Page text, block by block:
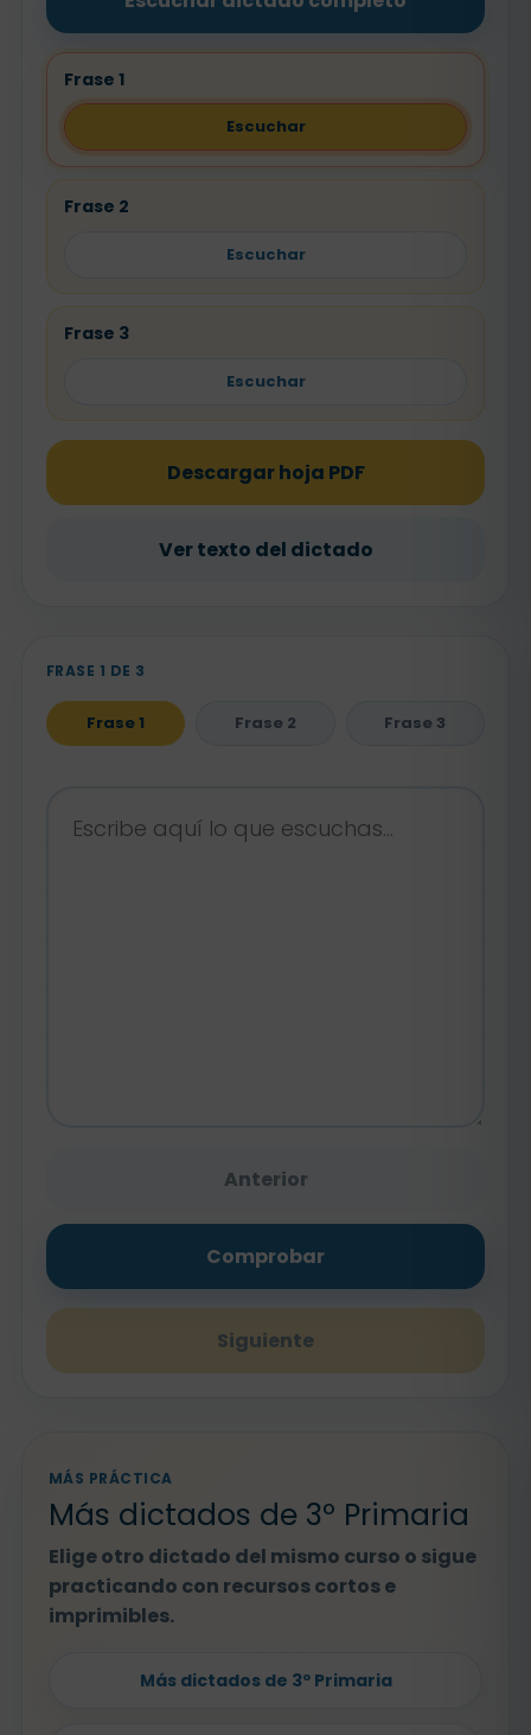
Frase 1
Escuchar
Frase 2
Escuchar
Frase 3
Escuchar
Descargar hoja PDF
Ver texto del dictado
FRASE 1 DE 3
Frase 1 Frase 2 Frase 3
Anterior
Comprobar
Siguiente
MÁS PRÁCTICA
Más dictados de 3º Primaria
Elige otro dictado del mismo curso o sigue
practicando con recursos cortos e
imprimibles.
Más dictados de 3º Primaria